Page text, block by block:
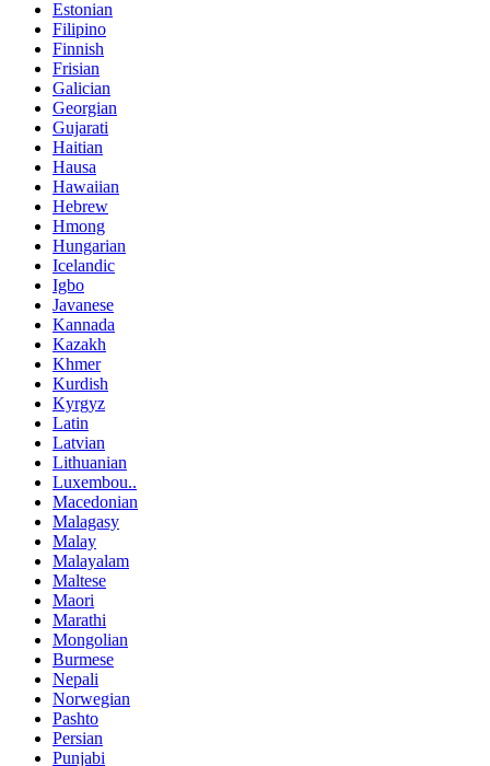
Estonian
Filipino
Finnish
Frisian
Galician
Georgian
Gujarati
Haitian
Hausa
Hawaiian
Hebrew
Hmong
Hungarian
Icelandic
Igbo
Javanese
Kannada
Kazakh
Khmer
Kurdish
Kyrgyz
Latin
Latvian
Lithuanian
Luxembou..
Macedonian
Malagasy
Malay
Malayalam
Maltese
Maori
Marathi
Mongolian
Burmese
Nepali
Norwegian
Pashto
Persian
Punjabi